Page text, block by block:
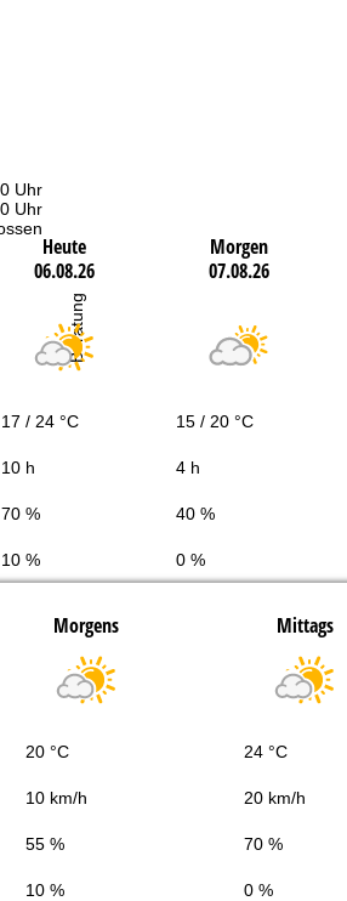
Uhr
Uhr
Beratung
Heute
06.08.26
Morgen
07.08.26
17 / 24 °C 15 / 20 °C
10 h 4 h
70 % 40 %
10 % 0 %
Morgens Mittags
20 °C 24 °C
10 km/h 20 km/h
55 % 70 %
10 % 0 %